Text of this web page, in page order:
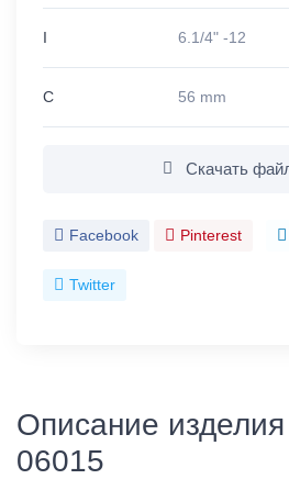
I 6.1/4" -12
C 56 mm
Скачать
Facebook Pinterest
Twitter
Описание
06015